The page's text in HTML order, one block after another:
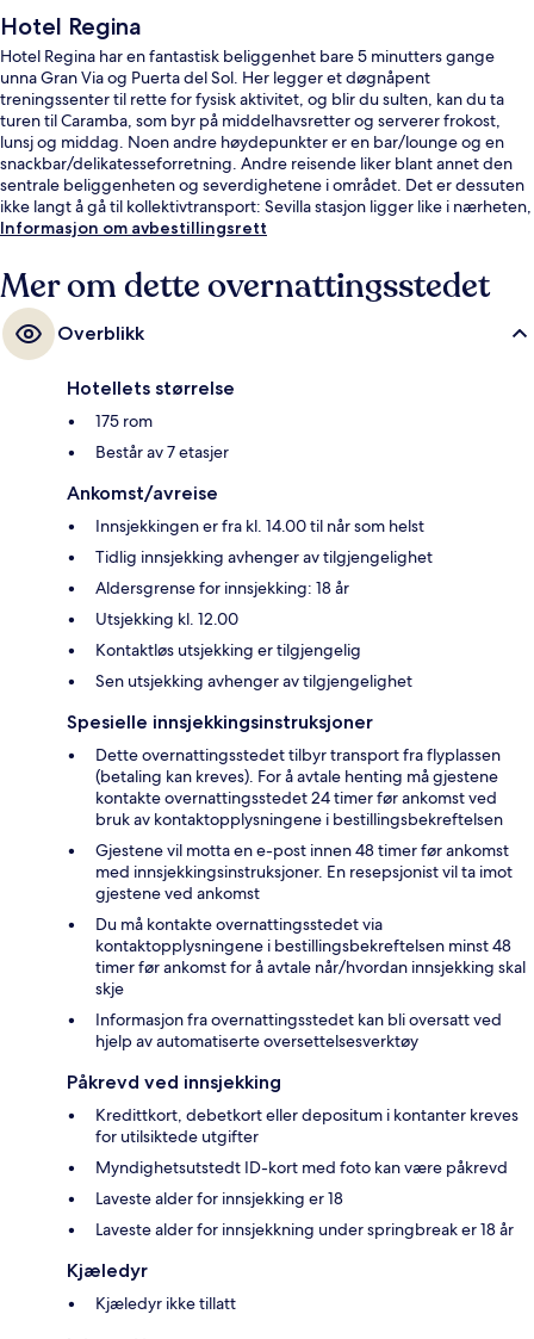
Hotel Regina
Hotel Regina har en fantastisk beliggenhet bare 5 minutters gange
unna Gran Via og Puerta del Sol. Her legger et døgnåpent
treningssenter til rette for fysisk aktivitet, og blir du sulten, kan du ta
turen til Caramba, som byr på middelhavsretter og serverer frokost,
lunsj og middag. Noen andre høydepunkter er en bar/lounge og en
snackbar/delikatesseforretning. Andre reisende liker blant annet den
sentrale beliggenheten og severdighetene i området. Det er dessuten
ikke langt å gå til kollektivtransport: Sevilla stasjon ligger like i nærheten,
og det tar 5 minuter å gå til Sol stasjon.
Informasjon om avbestillingsrett
Mer om dette overnattingsstedet
Overblikk
Hotellets størrelse
175 rom
Består av 7 etasjer
Ankomst/avreise
Innsjekkingen er fra kl. 14.00 til når som helst
Tidlig innsjekking avhenger av tilgjengelighet
Aldersgrense for innsjekking: 18 år
Utsjekking kl. 12.00
Kontaktløs utsjekking er tilgjengelig
Sen utsjekking avhenger av tilgjengelighet
Spesielle innsjekkingsinstruksjoner
Dette overnattingsstedet tilbyr transport fra flyplassen
(betaling kan kreves). For å avtale henting må gjestene
kontakte overnattingsstedet 24 timer før ankomst ved
bruk av kontaktopplysningene i bestillingsbekreftelsen
Gjestene vil motta en e-post innen 48 timer før ankomst
med innsjekkingsinstruksjoner. En resepsjonist vil ta imot
gjestene ved ankomst
Du må kontakte overnattingsstedet via
kontaktopplysningene i bestillingsbekreftelsen minst 48
timer før ankomst for å avtale når/hvordan innsjekking skal
skje
Informasjon fra overnattingsstedet kan bli oversatt ved
hjelp av automatiserte oversettelsesverktøy
Påkrevd ved innsjekking
Kredittkort, debetkort eller depositum i kontanter kreves
for utilsiktede utgifter
Myndighetsutstedt ID-kort med foto kan være påkrevd
Laveste alder for innsjekking er 18
Laveste alder for innsjekkning under springbreak er 18 år
Kjæledyr
Kjæledyr ikke tillatt